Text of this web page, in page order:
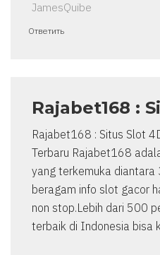
JamesQuibe
Ответить
Rajabet168 :
Rajabet168 : Situs Slot
Terbaru Rajabet168
yang terkemuka
beragam info slot gacor
non stop.Lebih dari 500
terbaik di Indonesia bisa